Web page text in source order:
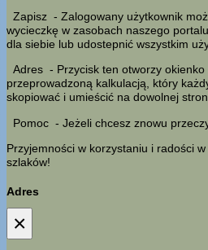
Zapisz - Zalogowany użytkownik
wycieczkę w zasobach naszego
dla siebie lub udostepnić wszystkim
Adres - Przycisk ten otworzy
przeprowadzoną kalkulacją, który
skopiować i umieścić na dowolnej
Pomoc - Jeżeli chcesz znowu
Przyjemności w korzystaniu i radości
szlaków!
Adres
×